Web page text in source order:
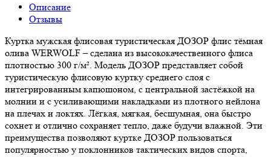
Описание
Отзывы
Куртка мужская флисовая туристическая ДОЗОР флис тёмная
олива WERWOLF – сделана из высококачественного флиса
плотностью 300 г/м². Модель ДОЗОР представляет собой
туристическую флисовую куртку среднего слоя с
интегрированным капюшоном, с центральной застёжкой на
молнии и с усиливающими накладками из плотного нейлона
на плечах и локтях. Лёгкая, мягкая, бесшумная, она быстро
сохнет и отлично сохраняет тепло, даже будучи влажной. Эти
преимущества позволяют куртке ДОЗОР пользоваться
популярностью у поклонников тактических видов спорта,